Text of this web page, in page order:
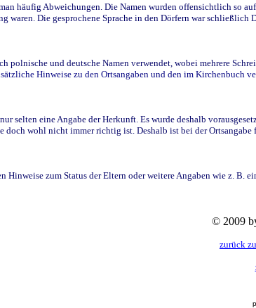
häufig Abweichungen. Die Namen wurden offensichtlich so
waren. Die gesprochene Sprache in den Dörfern war
polnische und deutsche Namen verwendet, wobei mehrere
Hinweise zu den Ortsangaben und den im Kirchenbuch
selten eine Angabe der Herkunft. Es wurde deshalb
doch wohl nicht immer richtig ist. Deshalb ist bei der
zum Status der Eltern oder weitere Angaben wie z. B.
© 2009
zurück